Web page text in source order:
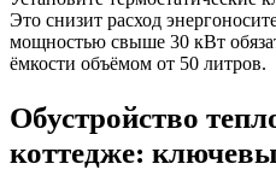
Это снизит расход
мощностью свыше 30 кВт
ёмкости объёмом от 50 литров.
Обустройство
коттедже: